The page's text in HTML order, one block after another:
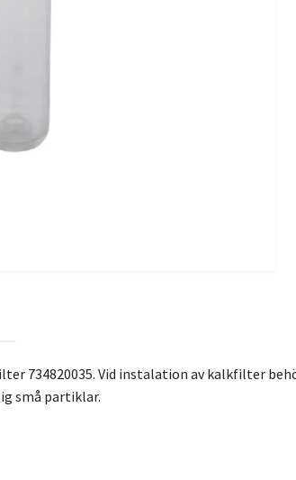
734820035. Vid instalation av kalkfilter
små partiklar.